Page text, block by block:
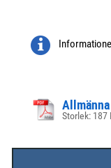
Storlek: 187